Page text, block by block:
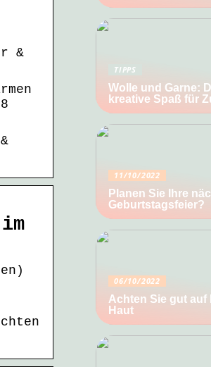
&
TIPPS
Wolle und Garne:
kreative Spaß für
11/10/2022
Planen Sie Ihre
Geburtstagsfeier?
06/10/2022
Achten Sie gut auf
Haut